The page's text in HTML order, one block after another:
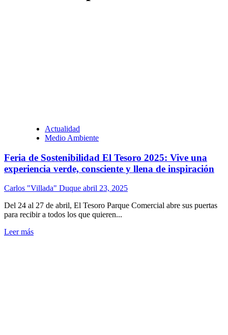
Actualidad
Medio Ambiente
Feria de Sostenibilidad El Tesoro 2025: Vive una
experiencia verde, consciente y llena de inspiración
Carlos "Villada" Duque abril 23, 2025
Del 24 al 27 de abril, El Tesoro Parque Comercial abre sus puertas
para recibir a todos los que quieren...
Leer más